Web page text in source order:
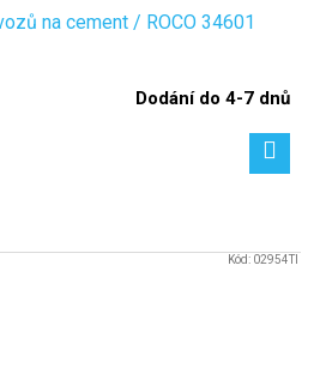
na cement / ROCO 34601
Dodání do 4-7 dnů
Kód: 02954TI